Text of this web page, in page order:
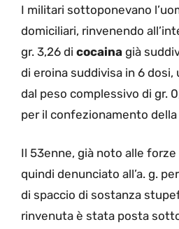
I militari sottoponevano
domiciliari, rinvenendo
gr. 3,26 di cocaina già
di eroina suddivisa in 6 dosi,
dal peso complessivo di gr.
per il confezionamento della
Il 53enne, già noto alle forze
quindi denunciato all’a. g.
di spaccio di sostanza
rinvenuta è stata posta